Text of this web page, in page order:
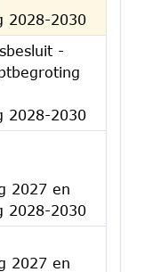
2028-2030
-
2028-2030
2027 en
2028-2030
2027 en